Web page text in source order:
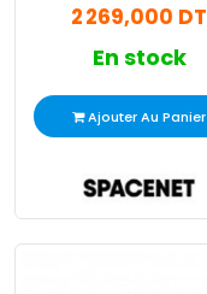
2 269,000 DT
En stock
Ajouter Au Panier